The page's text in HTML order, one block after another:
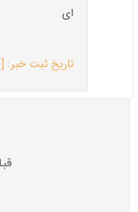
ای
تاریخ ثبت خبر:
[